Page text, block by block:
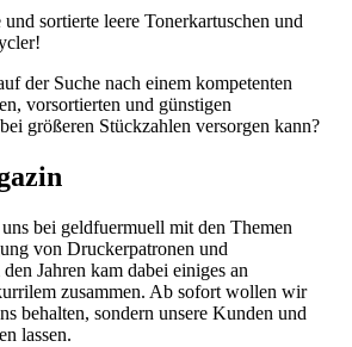
sortierte leere Tonerkartuschen und
der Suche nach einem kompetenten
vorsortierten und günstigen
größeren Stückzahlen versorgen kann?
bei geldfuermuell mit den Themen
von Druckerpatronen und
Jahren kam dabei einiges an
zusammen. Ab sofort wollen wir
behalten, sondern unsere Kunden und
lassen.